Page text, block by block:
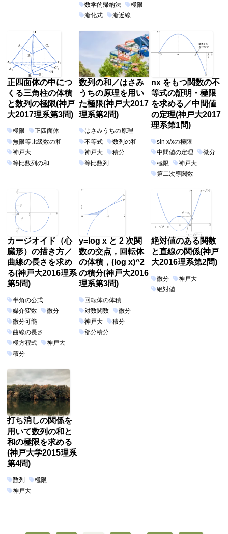
数学的帰納法
極限
漸化式
漸近線
正四面体の中につ
くる三角柱の体積
と数列の極限(神戸
大2017理系第3問)
極限
正四面体
無限等比級数の和
神戸大
等比数列の和
数列の和／はさみ
うちの原理を用い
た極限(神戸大2017
理系第2問)
はさみうちの原理
不等式
数列の和
神戸大
積分
等比数列
nx をもつ関数の不
等式の証明・極限
を求める／中間値
の定理(神戸大2017
理系第1問)
sin x/xの極限
中間値の定理
微分
極限
神戸大
第二次導関数
カージオイド（心
臓形）の描き方／
曲線の長さを求め
る(神戸大2016理系
第5問)
半角の公式
媒介変数
微分
微分可能
曲線の長さ
極方程式
神戸大
積分
y=log x と 2 次関
数の交点，回転体
の体積，(log x)^2
の積分(神戸大2016
理系第3問)
回転体の体積
対数関数
微分
神戸大
積分
部分積分
絶対値のある関数
と直線の関係(神戸
大2016理系第2問)
微分
神戸大
絶対値
打ち消しの関係を
用いて数列の和と
和の極限を求める
(神戸大学2015理系
第4問)
数列
極限
神戸大